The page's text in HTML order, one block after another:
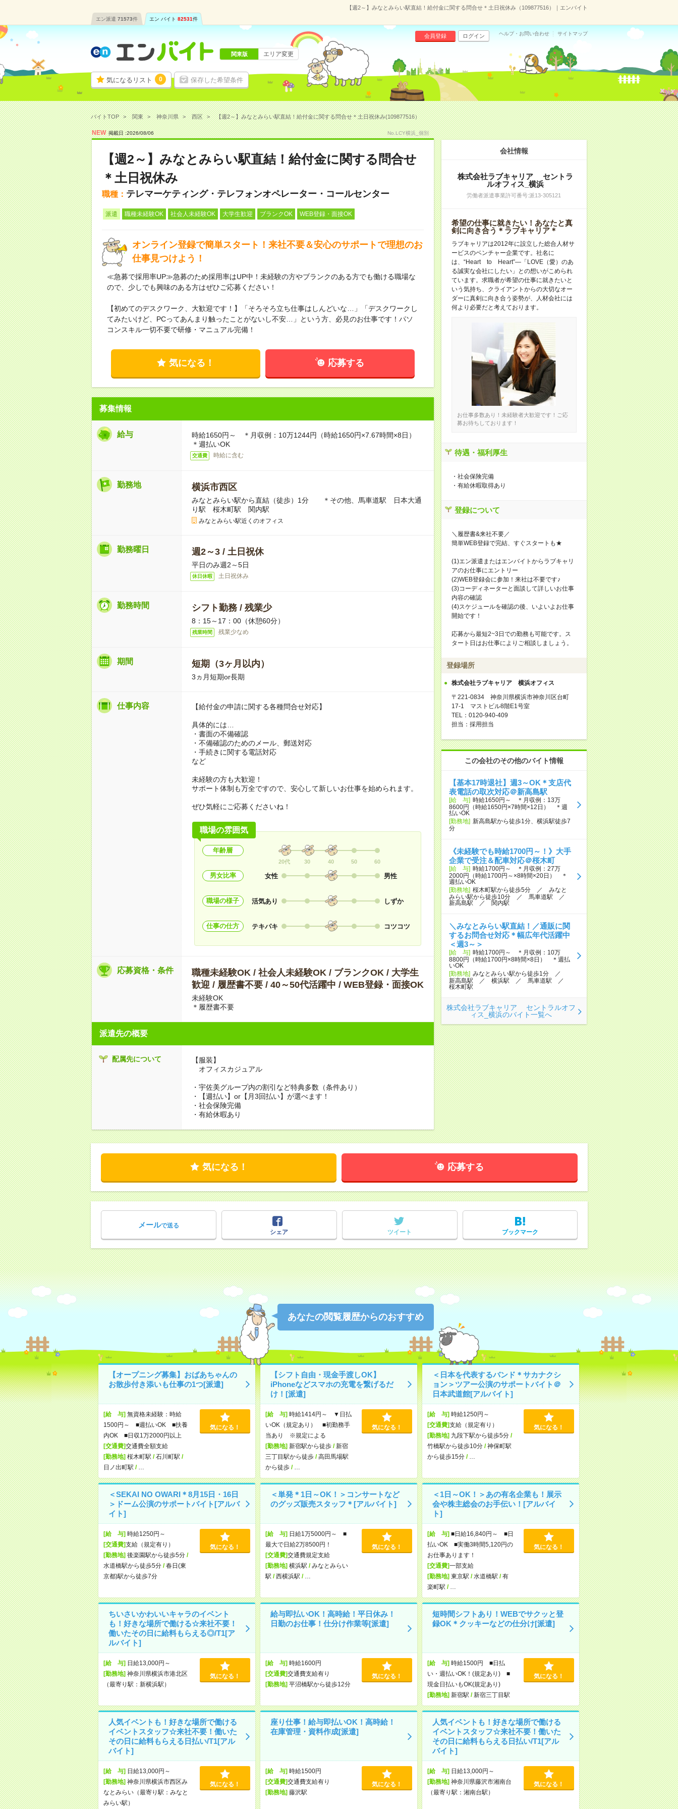
【週2～】みなとみらい駅直結！給付金に関する問合せ＊土日祝休み（109877516）｜エンバイト
エン派遣 71573件 エン バイト 82531件
気になるリスト 0 保存した希望条件
会員登録 ログイン ヘルプ・お問い合わせ サイトマップ
関東版 エリア変更
バイトTOP 関東 神奈川県 西区 【週2～】みなとみらい駅直結！給付金に関する問合せ＊土日祝休み(109877516）
NEW 掲載日 :2026/08/06 No.LCY横浜_個別
【週2～】みなとみらい駅直結！給付金に関する問合せ
＊土日祝休み
職種： テレマーケティング・テレフォンオペレーター・コールセンター
派遣 職種未経験OK 社会人未経験OK 大学生歓迎 ブランクOK WEB登録・面接OK
オンライン登録で簡単スタート！来社不要＆安心のサポートで理想のお
仕事見つけよう！
≪急募で採用率UP≫急募のため採用率はUP中！未経験の方やブランクのある方でも働ける職場な
ので、少しでも興味のある方はぜひご応募ください！
【初めてのデスクワーク、大歓迎です！】「そろそろ立ち仕事はしんどいな…」「デスクワークし
てみたいけど、PCってあんまり触ったことがないし不安…」という方、必見のお仕事です！パソ
コンスキル一切不要で研修・マニュアル完備！
気になる！ 応募する
募集情報
給与
時給1650円～ ＊月収例：10万1244円（時給1650円×7.67時間×8日）
＊週払いOK
交通費 時給に含む
勤務地 横浜市西区
みなとみらい駅から直結（徒歩）1分 ＊その他、馬車道駅 日本大通
り駅 桜木町駅 関内駅
みなとみらい駅近くのオフィス
勤務曜日 週2～3 / 土日祝休
平日のみ週2～5日
休日休暇 土日祝休み
勤務時間 シフト勤務 / 残業少
8：15～17：00（休憩60分）
残業時間 残業少なめ
期間 短期（3ヶ月以内）
3ヵ月短期or長期
仕事内容 【給付金の申請に関する各種問合せ対応】
具体的には…
・書面の不備確認
・不備確認のためのメール、郵送対応
・手続きに関する電話対応
など
未経験の方も大歓迎！
サポート体制も万全ですので、安心して新しいお仕事を始められます。
ぜひ気軽にご応募くださいね！
職場の雰囲気
年齢層
20代 30 40 50 60
男女比率 女性 男性
職場の様子 活気あり しずか
仕事の仕方 テキパキ コツコツ
応募資格・条件
職種未経験OK / 社会人未経験OK / ブランクOK / 大学生
歓迎 / 履歴書不要 / 40～50代活躍中 / WEB登録・面接OK
未経験OK
＊履歴書不要
派遣先の概要
配属先について
【服装】
オフィスカジュアル
・宇佐美グループ内の割引など特典多数（条件あり）
・【週払い】or【月3回払い】が選べます！
・社会保険完備
・有給休暇あり
会社情報
株式会社ラブキャリア セントラ
ルオフィス_横浜
労働者派遣事業許可番号:派13-305121
希望の仕事に就きたい！あなたと真
剣に向き合う＊ラブキャリア＊
ラブキャリアは2012年に設立した総合人材サ
ービスのベンチャー企業です。社名に
は、“Heart to Heart”―「LOVE（愛）のあ
る誠実な会社にしたい」との想いがこめられ
ています。求職者が希望の仕事に就きたいと
いう気持ち、クライアントからの大切なオー
ダーに真剣に向き合う姿勢が、人材会社には
何より必要だと考えております。
お仕事多数あり！未経験者大歓迎です！ご応
募お待ちしております！
待遇・福利厚生
・社会保険完備
・有給休暇取得あり
登録について
＼履歴書&来社不要／
簡単WEB登録で完結、すぐスタートも★
(1)エン派遣またはエンバイトからラブキャリ
アのお仕事にエントリー
(2)WEB登録会に参加！来社は不要です♪
(3)コーディネーターと面談して詳しいお仕事
内容の確認
(4)スケジュールを確認の後、いよいよお仕事
開始です！
応募から最短2~3日での勤務も可能です。ス
タート日はお仕事によりご相談しましょう。
登録場所
株式会社ラブキャリア 横浜オフィス
〒221-0834 神奈川県横浜市神奈川区台町
17-1 マストビル8階E1号室
TEL：0120-940-409
担当：採用担当
この会社のその他のバイト情報
【基本17時退社】週3～OK＊支店代
表電話の取次対応＠新高島駅
[給 与] 時給1650円～ ＊月収例：13万
8600円（時給1650円×7時間×12日） ＊週
払いOK
[勤務地] 新高島駅から徒歩1分、横浜駅徒歩7
分
《未経験でも時給1700円～！》大手
企業で受注＆配車対応＠桜木町
[給 与] 時給1700円～ ＊月収例：27万
2000円（時給1700円～×8時間×20日） ＊
週払いOK
[勤務地] 桜木町駅から徒歩5分 ／ みなと
みらい駅から徒歩10分 ／ 馬車道駅 ／
新高島駅 ／ 関内駅
＼みなとみらい駅直結！／通販に関
するお問合せ対応＊幅広年代活躍中
＜週3～＞
[給 与] 時給1700円～ ＊月収例：10万
8800円（時給1700円×8時間×8日） ＊週払
いOK
[勤務地] みなとみらい駅から徒歩1分 ／
新高島駅 ／ 横浜駅 ／ 馬車道駅 ／
桜木町駅
株式会社ラブキャリア セントラルオフ
ィス_横浜のバイト一覧へ
気になる！ 応募する
メールで送る
シェア
ツイート ブックマーク
あなたの閲覧履歴からのおすすめ
【オープニング募集】おばあちゃんの
お散歩付き添いも仕事の1つ[派遣]
[給 与]無資格未経験：時給
1500円～ ■週払いOK ■扶養
内OK ■日収1万2000円以上
[交通費]交通費全額支給
[勤務地]桜木町駅 /石川町駅 /
日ノ出町駅 /
気になる！
【シフト自由・現金手渡しOK】
iPhoneなどスマホの充電を繋げるだ
け！[派遣]
[給 与]時給1414円～ ▼日払
いOK（規定あり） ■初勤務手
当あり ※規定による
[勤務地]新宿駅から徒歩/新宿
三丁目駅から徒歩/高田馬場駅
から徒歩/
気になる！
＜日本を代表するバンド＊サカナクシ
ョン＞ツアー公演のサポートバイト＠
日本武道館[アルバイト]
[給 与]時給1250円～
[交通費]支給（規定有り）
[勤務地]九段下駅から徒歩5分/
竹橋駅から徒歩10分/神保町駅
から徒歩15分/
気になる！
＜SEKAI NO OWARI＊8月15日・16日
＞ドーム公演のサポートバイト[アルバ
イト]
[給 与]時給1250円～
[交通費]支給（規定有り）
[勤務地]後楽園駅から徒歩5分/
水道橋駅から徒歩5分/春日(東
京都)駅から徒歩7分
気になる！
＜単発＊1日～OK！＞コンサートなど
のグッズ販売スタッフ＊[アルバイト]
[給 与]日給1万5000円～ ■
最大で日給2万8500円！
[交通費]交通費規定支給
[勤務地]横浜駅 /みなとみらい
駅 /西横浜駅 /
気になる！
＜1日～OK！＞あの有名企業も！展示
会や株主総会のお手伝い！[アルバイ
ト]
[給 与]■日給16,840円～ ■日
払いOK ■実働3時間5,120円の
お仕事あります！
[交通費]一部支給
[勤務地]東京駅 /水道橋駅 /有
楽町駅 /
気になる！
ちいさいかわいいキャラのイベント
も！好きな場所で働ける☆来社不要！
働いたその日に給料もらえる◎/T1[ア
ルバイト]
[給 与]日給13,000円～
[勤務地]神奈川県横浜市港北区
（最寄り駅：新横浜駅）
気になる！
給与即払いOK！高時給！平日休み！
日勤のお仕事！仕分け作業等[派遣]
[給 与]時給1600円
[交通費]交通費支給有り
[勤務地]平沼橋駅から徒歩12分
気になる！
短時間シフトあり！WEBでサクッと登
録OK＊クッキーなどの仕分け[派遣]
[給 与]時給1500円 ■日払
い・週払いOK！(規定あり) ■
現金日払いもOK(規定あり)
[勤務地]新宿駅 /新宿三丁目駅
気になる！
人気イベントも！好きな場所で働ける
イベントスタッフ☆来社不要！働いた
その日に給料もらえる日払い/T1[アル
バイト]
[給 与]日給13,000円～
[勤務地]神奈川県横浜市西区み
なとみらい（最寄り駅：みなと
みらい駅）
気になる！
座り仕事！給与即払いOK！高時給！
在庫管理・資料作成[派遣]
[給 与]時給1500円
[交通費]交通費支給有り
[勤務地]藤沢駅
気になる！
人気イベントも！好きな場所で働ける
イベントスタッフ☆来社不要！働いた
その日に給料もらえる日払い/T1[アル
バイト]
[給 与]日給13,000円～
[勤務地]神奈川県藤沢市湘南台
（最寄り駅：湘南台駅）
気になる！